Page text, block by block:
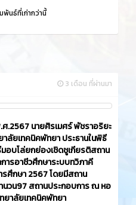
พันธ์ที่เก่ากว่านี้
3 เดือน ที่ผ่านมา
.2567 นายศิรเมศร์ พัชราอริยะ
ลัยเทคนิคพัทยา ประธานในพิธี
อบโล่ยกย่องเชิดชูเกียรติสถาน
ารอาชีวศึกษาระบบทวิภาคี
ศึกษา 2567 โดยมีสถาน
นวน97 สถานประกอบการ ณ หอ
ยาลัยเทคนิคพัทยา